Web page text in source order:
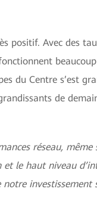
positif. Avec des
du Centre s’est
de
réseau,
le haut niveau
investissement